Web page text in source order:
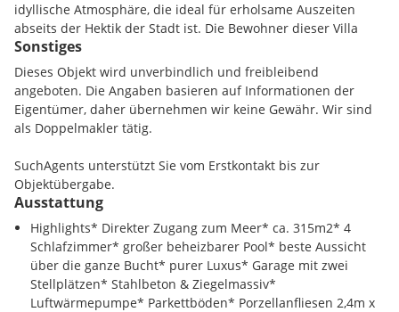
Zwei Stellplätze in der großzügigen Garage runden dieses
exklusive Angebot ab. Hier trifft stilvolle Eleganz auf perfekte
Funktionalität - entdecken Sie ein Zuhause, das keine
Wünsche offenlässt.
idyllische Atmosphäre, die ideal für erholsame Auszeiten
abseits der Hektik der Stadt ist. Die Bewohner dieser Villa
profitieren von der einzigartigen Kombination aus
Privatsphäre und der Verfügbarkeit von Annehmlichkeiten
des täglichen Bedarfs. Einkaufsmöglichkeiten und andere
Annehmlichkeiten des täglichen Lebens sind in unmittelbarer
Nähe und bequem erreichbar, was die Lage dieser Villa
besonders attraktiv macht.
Die Gegend zeichnet sich durch eine perfekte Balance
zwischen Natur und Komfort aus und bietet zahlreiche
Möglichkeiten für Freizeitaktivitäten im Freien, von
entspannten Strandtagen bis hin zu sportlichen
Wassersportarten. Diese Villa in Okrug Donji ist somit der
ideale Ort für all jene, die einen luxuriösen Lebensstil in
einer wunderschönen Küstenumgebung suchen.
Sonstiges
Dieses Objekt wird unverbindlich und freibleibend
angeboten. Die Angaben basieren auf Informationen der
Eigentümer, daher übernehmen wir keine Gewähr. Wir sind
als Doppelmakler tätig.
SuchAgents unterstützt Sie vom Erstkontakt bis zur
Objektübergabe.
Ausstattung
Highlights* Direkter Zugang zum Meer* ca. 315m2* 4
Schlafzimmer* großer beheizbarer Pool* beste Aussicht
über die ganze Bucht* purer Luxus* Garage mit zwei
Stellplätzen* Stahlbeton & Ziegelmassiv*
Luftwärmepumpe* Parkettböden* Porzellanfliesen 2,4m x